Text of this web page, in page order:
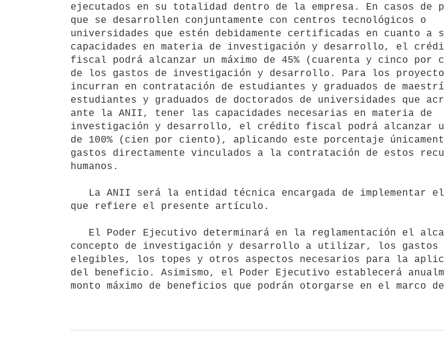
ejecutados en su totalidad dentro de la empresa. En casos de
que se desarrollen conjuntamente con centros tecnológicos o
universidades que estén debidamente certificadas en cuanto a
capacidades en materia de investigación y desarrollo, el
fiscal podrá alcanzar un máximo de 45% (cuarenta y cinco por
de los gastos de investigación y desarrollo. Para los
incurran en contratación de estudiantes y graduados de
estudiantes y graduados de doctorados de universidades que
ante la ANII, tener las capacidades necesarias en materia de
investigación y desarrollo, el crédito fiscal podrá alcanzar un
de 100% (cien por ciento), aplicando este porcentaje
gastos directamente vinculados a la contratación de estos
humanos.
que refiere el presente artículo.
concepto de investigación y desarrollo a utilizar, los gastos
elegibles, los topes y otros aspectos necesarios para la
del beneficio. Asimismo, el Poder Ejecutivo establecerá
monto máximo de beneficios que podrán otorgarse en el